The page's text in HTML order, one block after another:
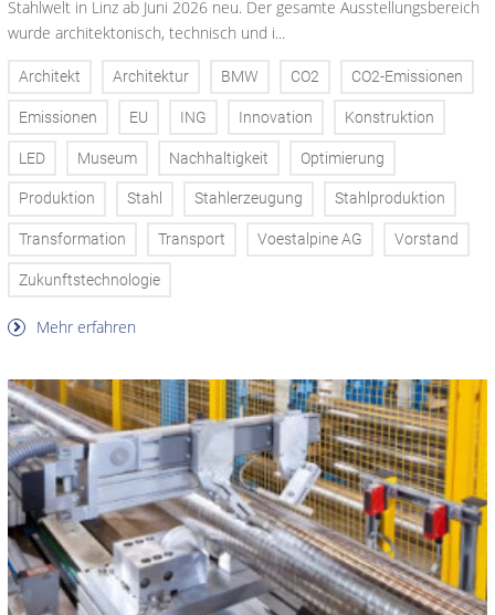
Stahlwelt in Linz ab Juni 2026 neu. Der gesamte Ausstellungsbereich
wurde architektonisch, technisch und i...
Architekt Architektur BMW CO2 CO2-Emissionen
Emissionen EU ING Innovation Konstruktion
LED Museum Nachhaltigkeit Optimierung
Produktion Stahl Stahlerzeugung Stahlproduktion
Transformation Transport Voestalpine AG Vorstand
Zukunftstechnologie
Mehr erfahren